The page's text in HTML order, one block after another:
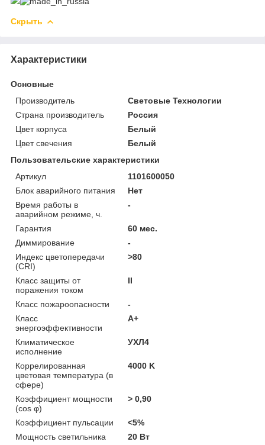
Скрыть
Характеристики
Основные
Производитель
Световые Технологии
Страна производитель
Россия
Цвет корпуса
Белый
Цвет свечения
Белый
Пользовательские характеристики
Артикул
1101600050
Блок аварийного питания
Нет
Время работы в
аварийном режиме, ч.
-
Гарантия
60 мес.
Диммирование
-
Индекс цветопередачи
(CRI)
>80
Класс защиты от
поражения током
II
Класс пожароопасности
-
Класс
энергоэффективности
A+
Климатическое
исполнение
УХЛ4
Коррелированная
цветовая температура (в
сфере)
4000 K
Коэффициент мощности
(cos φ)
> 0,90
Коэффициент пульсации
<5%
Мощность светильника
20 Вт